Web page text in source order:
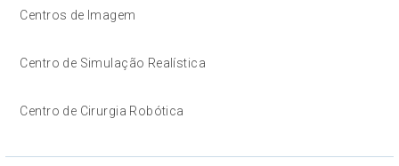
Centros de Imagem
Centro de Simulação Realística
Centro de Cirurgia Robótica